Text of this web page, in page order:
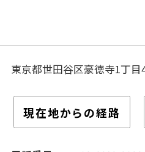
東京都世田谷区豪徳寺1丁目
現在地からの経路